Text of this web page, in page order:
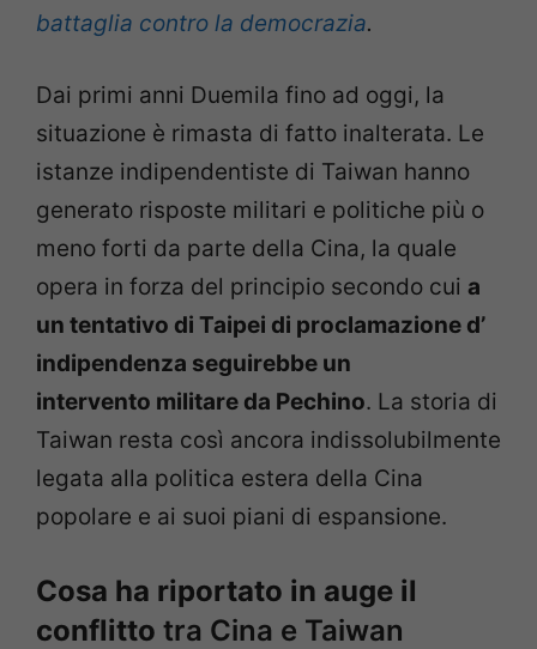
battaglia contro la democrazia.
Dai primi anni Duemila fino ad oggi, la
situazione è rimasta di fatto inalterata. Le
istanze indipendentiste di Taiwan hanno
generato risposte militari e politiche più o
meno forti da parte della Cina, la quale
opera in forza del principio secondo cui a
un tentativo di Taipei di proclamazione d’
indipendenza seguirebbe un
intervento militare da Pechino. La storia di
Taiwan resta così ancora indissolubilmente
legata alla politica estera della Cina
popolare e ai suoi piani di espansione.
Cosa ha riportato in auge il
conflitto tra Cina e Taiwan